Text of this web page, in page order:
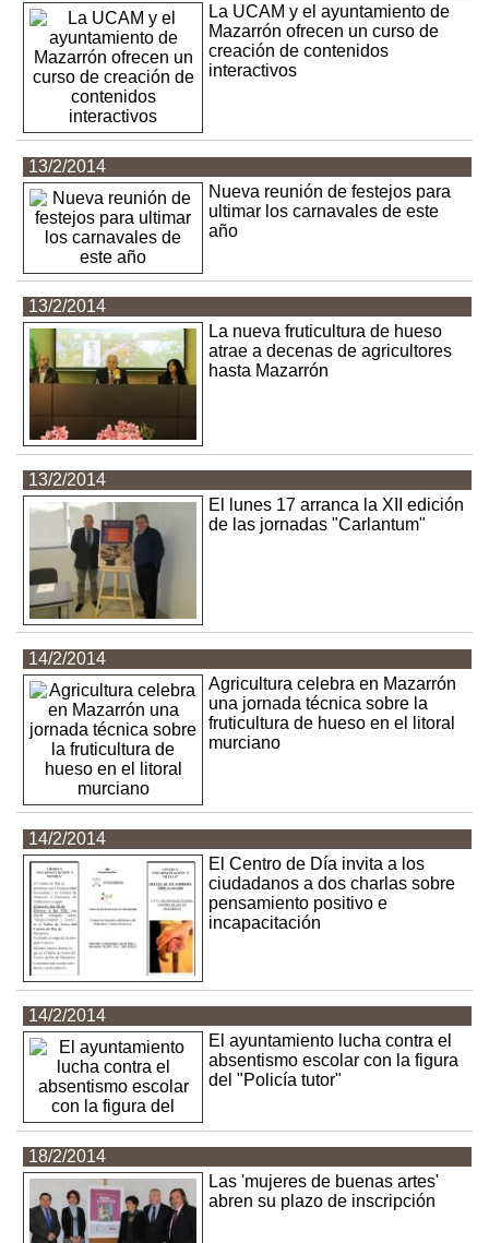
La UCAM y el ayuntamiento de
Mazarrón ofrecen un curso de
creación de contenidos
interactivos
13/2/2014
Nueva reunión de festejos para
ultimar los carnavales de este
año
13/2/2014
La nueva fruticultura de hueso
atrae a decenas de agricultores
hasta Mazarrón
13/2/2014
El lunes 17 arranca la XII edición
de las jornadas "Carlantum"
14/2/2014
Agricultura celebra en Mazarrón
una jornada técnica sobre la
fruticultura de hueso en el litoral
murciano
14/2/2014
El Centro de Día invita a los
ciudadanos a dos charlas sobre
pensamiento positivo e
incapacitación
14/2/2014
El ayuntamiento lucha contra el
absentismo escolar con la figura
del "Policía tutor"
18/2/2014
Las 'mujeres de buenas artes'
abren su plazo de inscripción